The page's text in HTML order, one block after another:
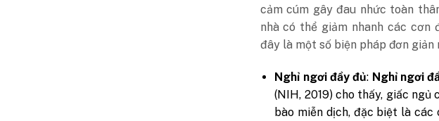
cảm cúm gây đau nhức toàn
nhà có thể giảm nhanh các cơn
đây là một số biện pháp đơn giản
Nghỉ ngơi đầy đủ: Nghỉ ngơi
(NIH, 2019) cho thấy, giấc
bào miễn dịch, đặc biệt là các